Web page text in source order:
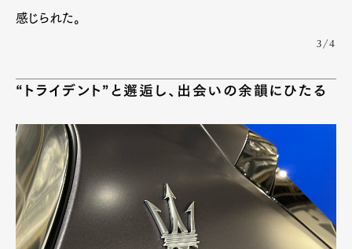
感じられた。
3/4
“トライデント”と邂逅し、出会いの余韻にひたる